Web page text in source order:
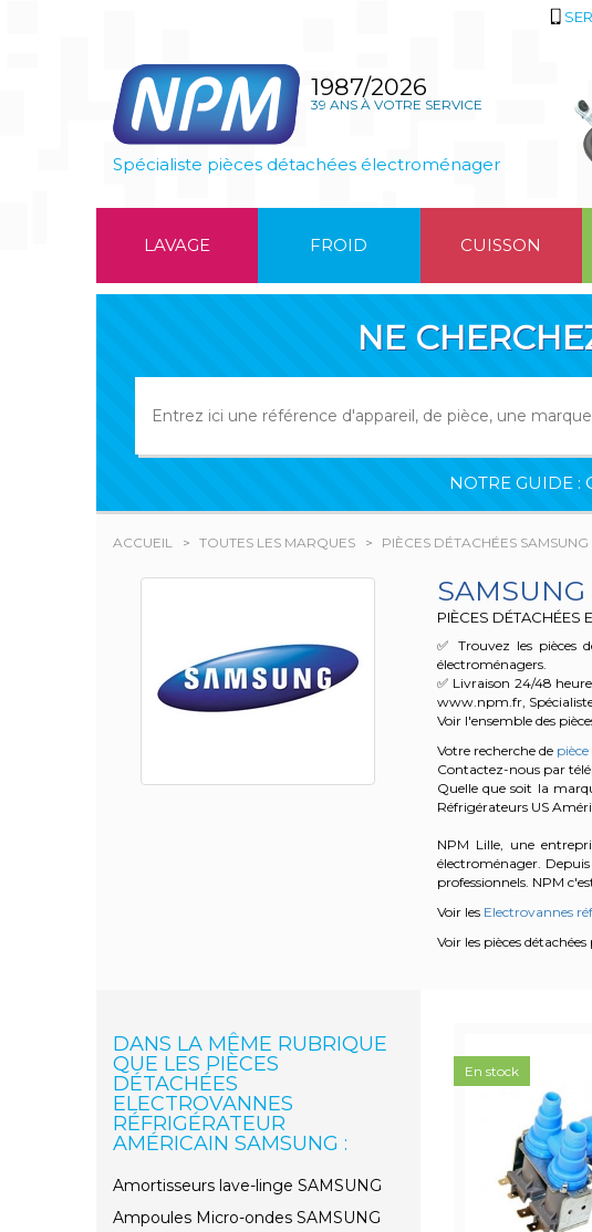
1987/2026
39 ANS À VOTRE SERVICE
Spécialiste pièces détachées électroménager
LAVAGE FROID CUISSON
NE
NOTRE GUIDE :
ACCUEIL TOUTES LES MARQUES PIÈCES DÉTACHÉES SAMSUNG
SAMSUNG
PIÈCES DÉTACHÉES
✅ Trouvez les pièces
électroménagers.
✅ Livraison 24/48
www.npm.fr, Spécialiste
Voir l'ensemble des
Votre recherche de
Contactez-nous par
Quelle que soit la
Réfrigérateurs US
NPM Lille, une
électroménager.
professionnels. NPM
Voir les Electrovannes
Voir les pièces
DANS LA MÊME RUBRIQUE
QUE LES PIÈCES
DÉTACHÉES
ELECTROVANNES
RÉFRIGÉRATEUR
AMÉRICAIN SAMSUNG :
Amortisseurs lave-linge SAMSUNG
Ampoules Micro-ondes SAMSUNG
En stock